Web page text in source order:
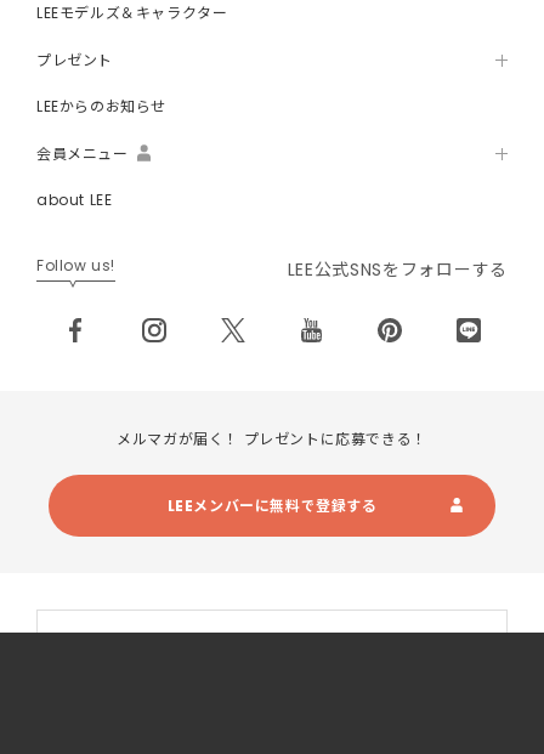
LEEモデルズ＆キャラクター
プレゼント
LEEからのお知らせ
会員メニュー
about LEE
Follow us! LEE公式SNSをフォローする
メルマガが届く！ プレゼントに応募できる！
LEEメンバーに無料で登録する